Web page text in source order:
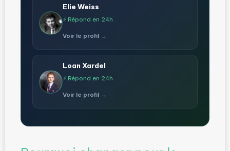
Elie Weiss
⚡ Répond en 24h
Voir le profil →
Loan Xardel
⚡ Répond en 24h
Voir le profil →